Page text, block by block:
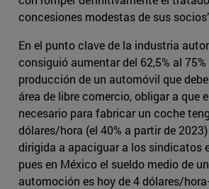
concesiones modestas de sus
En el punto clave de la industria
consiguió aumentar del 62,5% al
producción de un automóvil que
área de libre comercio, obligar a que
necesario para fabricar un coche
dólares/hora (el 40% a partir de
dirigida a apaciguar a los sindicatos
pues en México el sueldo medio de
automoción es hoy de 4 dólares/